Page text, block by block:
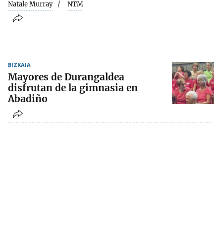
Natale Murray NTM
BIZKAIA
Mayores de Durangaldea
disfrutan de la gimnasia en
Abadiño